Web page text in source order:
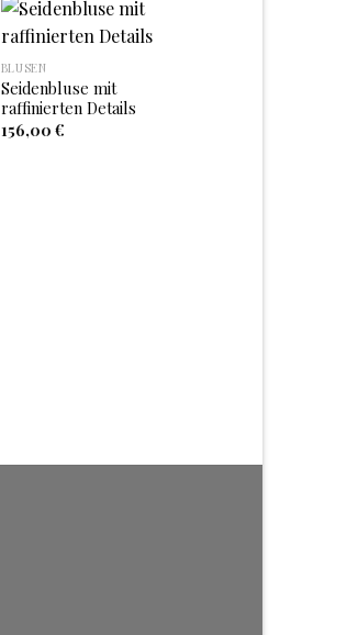
Wunschliste
BLUSEN
Seidenbluse mit
raffinierten Details
156,00 €